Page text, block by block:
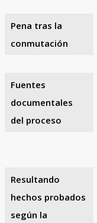
Pena tras la
conmutación
Fuentes
documentales
del proceso
Resultando
hechos probados
según la